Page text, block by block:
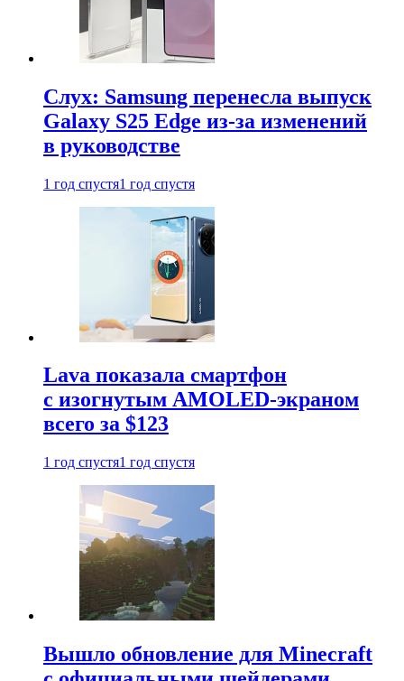
Слух: Samsung перенесла выпуск
Galaxy S25 Edge из-за изменений
в руководстве
1 год спустя1 год спустя
Lava показала смартфон
с изогнутым AMOLED-экраном
всего за $123
1 год спустя1 год спустя
Вышло обновление для Minecraft